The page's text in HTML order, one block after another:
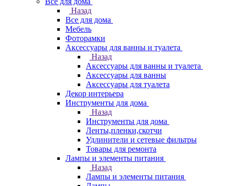
Назад
Все для дома
Мебель
Фоторамки
Аксессуары для ванны и туалета
Назад
Аксессуары для ванны и туалета
Аксессуары для ванны
Аксессуары для туалета
Декор интерьера
Инструменты для дома
Назад
Инструменты для дома
Ленты,пленки,скотчи
Удлинители и сетевые фильтры
Товары для ремонта
Лампы и элементы питания
Назад
Лампы и элементы питания